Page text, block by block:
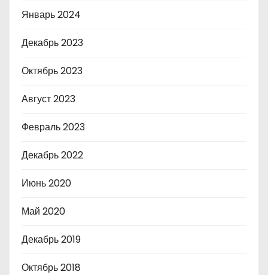
Январь 2024
Декабрь 2023
Октябрь 2023
Август 2023
Февраль 2023
Декабрь 2022
Июнь 2020
Май 2020
Декабрь 2019
Октябрь 2018